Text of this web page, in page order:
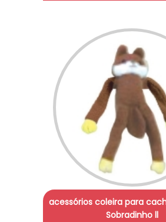
acessórios coleira para
Sobradinho ll